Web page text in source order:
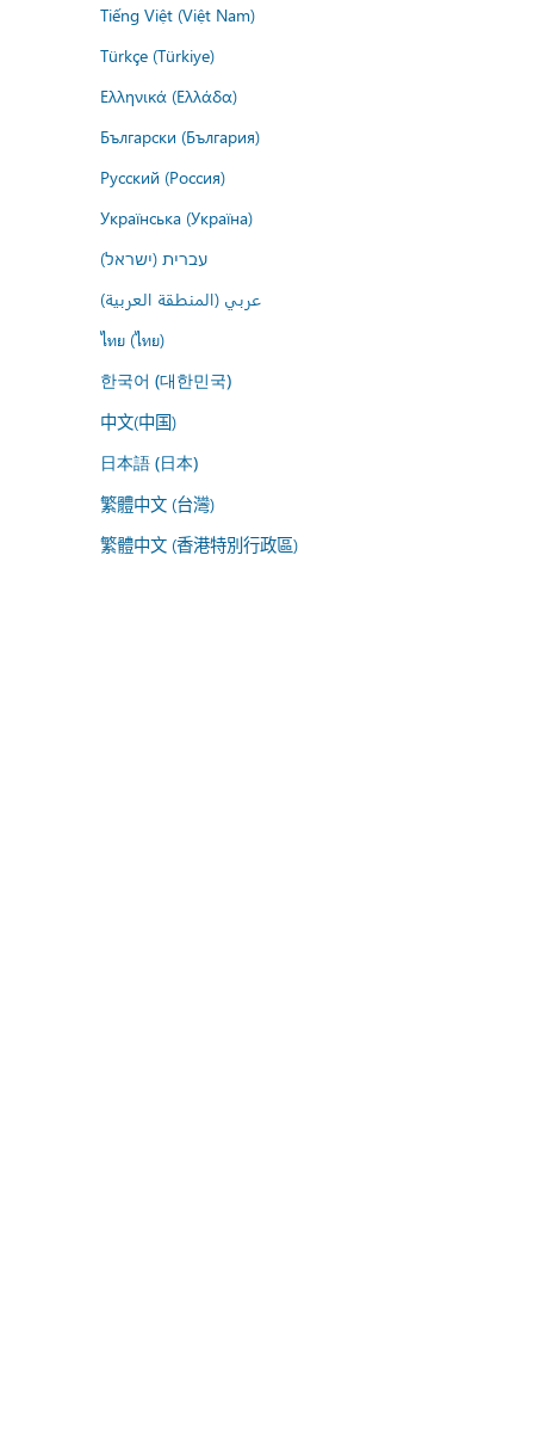
Tiếng Việt (Việt Nam)
Türkçe (Türkiye)
Ελληνικά (Ελλάδα)
Български (България)
Русский (Россия)
Українська (Україна)
עברית (ישראל)
عربي (المنطقة العربية)
ไทย (ไทย)
한국어 (대한민국)
中文(中国)
日本語 (日本)
繁體中文 (台灣)
繁體中文 (香港特別行政區)